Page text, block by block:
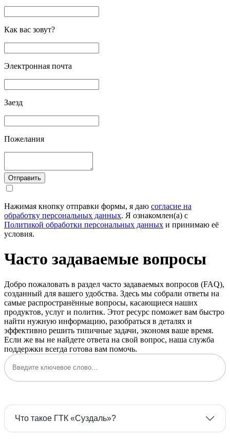
Как вас зовут?
Электронная почта
Заезд
Пожелания
Отправить
Нажимая кнопку отправки формы, я даю согласие на
обработку персональных данных. Я ознакомлен(а) с
Политикой обработки персональных данных и принимаю её
условия.
Часто задаваемые вопросы
Добро пожаловать в раздел часто задаваемых вопросов (FAQ),
созданный для вашего удобства. Здесь мы собрали ответы на
самые распространённые вопросы, касающиеся наших
продуктов, услуг и политик. Этот ресурс поможет вам быстро
найти нужную информацию, разобраться в деталях и
эффективно решить типичные задачи, экономя ваше время.
Если же вы не найдете ответа на свой вопрос, наша служба
поддержки всегда готова вам помочь.
Что такое ГТК «Суздаль»?